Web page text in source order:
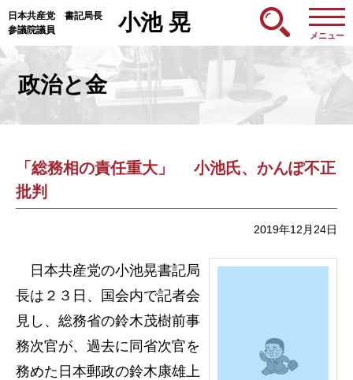
日本共産党 書記局長
参議院議員
小池 晃
メニュー
政治と金
「総務相の責任重大」 小池氏、かんぽ不正
批判
2019年12月24日
日本共産党の小池晃書記局
長は２３日、国会内で記者会
見し、総務省の鈴木茂樹前事
務次官が、過去に同省次官を
務めた日本郵政の鈴木康雄上